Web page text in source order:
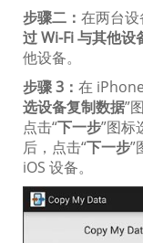
步骤二： 在两台
过 Wi-Fi 与其他设
他设备。
步骤 3： 在
选设备复制数据”
点击“下一步”图标
后，点击“下一步”
iOS 设备。